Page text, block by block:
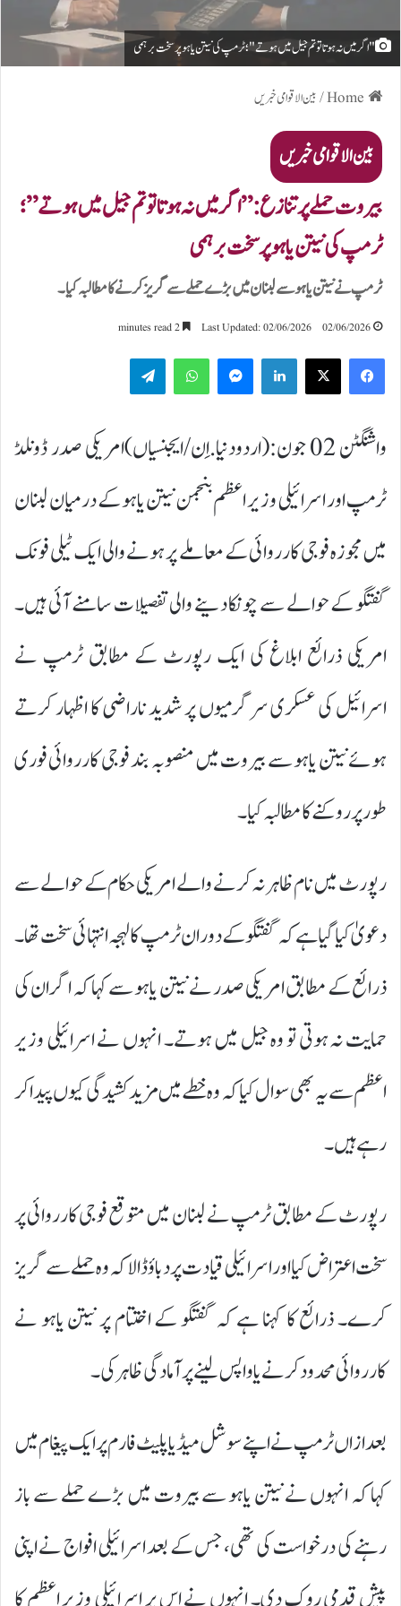
"اگر میں نہ ہوتا تو تم جیل میں ہوتے"؛ ٹرمپ کی نیتن یاہو پر سخت برہمی
/بین الاقوامی خبریں
بین الاقوامی خبریں
بیروت حملے پر تنازع:”اگر میں نہ ہوتا تو تم جیل میں ہوتے”؛
ٹرمپ کی نیتن یاہو پر سخت برہمی
ٹرمپ نے نیتن یاہو سے لبنان میں بڑے حملے سے گریز کرنے کا مطالبہ کیا۔
02/06/2026
Last Updated: 02/06/2026
LinkedIn
WhatsApp
واشنگٹن 02 جون:(اردودنیا.اِن/ایجنسیاں)امریکی صدر ڈونلڈ
ٹرمپ اور اسرائیلی وزیر اعظم بنجمن نیتن یاہو کے درمیان لبنان
میں مجوزہ فوجی کارروائی کے معاملے پر ہونے والی ایک ٹیلی فونک
گفتگو کے حوالے سے چونکا دینے والی تفصیلات سامنے آئی ہیں۔
امریکی ذرائع ابلاغ کی ایک رپورٹ کے مطابق ٹرمپ نے
اسرائیل کی عسکری سرگرمیوں پر شدید ناراضی کا اظہار کرتے
ہوئے نیتن یاہو سے بیروت میں منصوبہ بند فوجی کارروائی فوری
طور پر روکنے کا مطالبہ کیا۔
رپورٹ میں نام ظاہر نہ کرنے والے امریکی حکام کے حوالے سے
دعویٰ کیا گیا ہے کہ گفتگو کے دوران ٹرمپ کا لہجہ انتہائی سخت تھا۔
ذرائع کے مطابق امریکی صدر نے نیتن یاہو سے کہا کہ اگر ان کی
حمایت نہ ہوتی تو وہ جیل میں ہوتے۔ انہوں نے اسرائیلی وزیر
اعظم سے یہ بھی سوال کیا کہ وہ خطے میں مزید کشیدگی کیوں پیدا کر
رہے ہیں۔
رپورٹ کے مطابق ٹرمپ نے لبنان میں متوقع فوجی کارروائی پر
سخت اعتراض کیا اور اسرائیلی قیادت پر دباؤ ڈالا کہ وہ حملے سے گریز
کرے۔ ذرائع کا کہنا ہے کہ گفتگو کے اختتام پر نیتن یاہو نے
کارروائی محدود کرنے یا واپس لینے پر آمادگی ظاہر کی۔
بعد ازاں ٹرمپ نے اپنے سوشل میڈیا پلیٹ فارم پر ایک پیغام میں
کہا کہ انہوں نے نیتن یاہو سے بیروت میں بڑے حملے سے باز
رہنے کی درخواست کی تھی، جس کے بعد اسرائیلی افواج نے اپنی